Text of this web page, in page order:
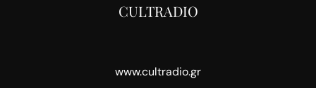
CULTRADIO
www.cultradio.gr